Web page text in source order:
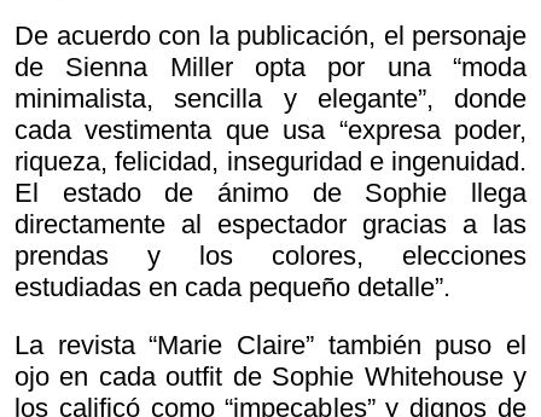
De acuerdo con la publicación, el personaje
de Sienna Miller opta por una “moda
minimalista, sencilla y elegante”, donde
cada vestimenta que usa “expresa poder,
riqueza, felicidad, inseguridad e ingenuidad.
El estado de ánimo de Sophie llega
directamente al espectador gracias a las
prendas y los colores, elecciones
estudiadas en cada pequeño detalle”.
La revista “Marie Claire” también puso el
ojo en cada outfit de Sophie Whitehouse y
los calificó como “impecables” y dignos de